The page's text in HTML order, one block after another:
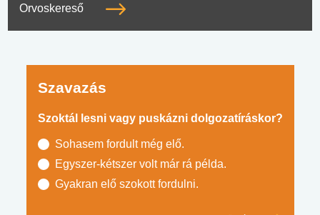
Orvoskereső
Szavazás
Szoktál lesni vagy puskázni dolgozatíráskor?
Sohasem fordult még elő.
Egyszer-kétszer volt már rá példa.
Gyakran elő szokott fordulni.